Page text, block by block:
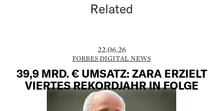
Related
22.06.26
FORBES DIGITAL NEWS
39,9 MRD. € UMSATZ: ZARA ERZIELT
VIERTES REKORDJAHR IN FOLGE